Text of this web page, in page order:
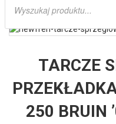
TARCZE
250 BRUIN